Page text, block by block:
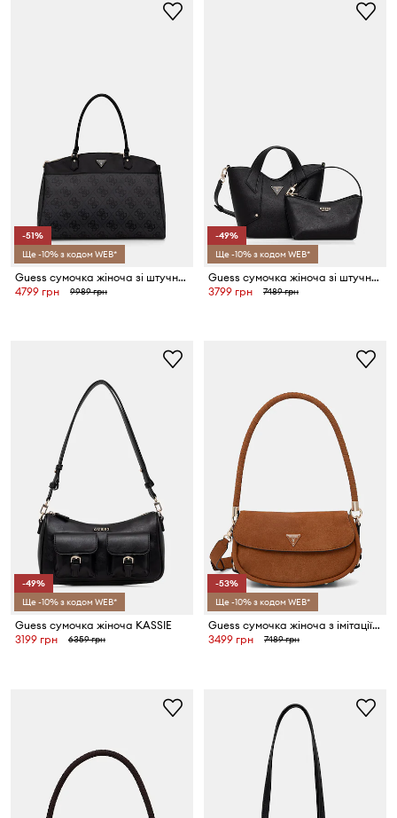
-51%
Ще -10% з кодом WEB*
Guess сумочка жіноча зі штучної шкіри BERTA
4799 грн
9989 грн
-49%
Ще -10% з кодом WEB*
Guess сумочка жіноча зі штучної шкіри DARCY
3799 грн
7489 грн
-49%
Ще -10% з кодом WEB*
Guess сумочка жіноча KASSIE
3199 грн
6359 грн
-53%
Ще -10% з кодом WEB*
Guess сумочка жіноча з імітації замші DANYA
3499 грн
7489 грн